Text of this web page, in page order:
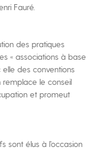
Fauré.
des pratiques
« associations à base
des conventions
remplace le conseil
et promeut
sont élus à l’occasion